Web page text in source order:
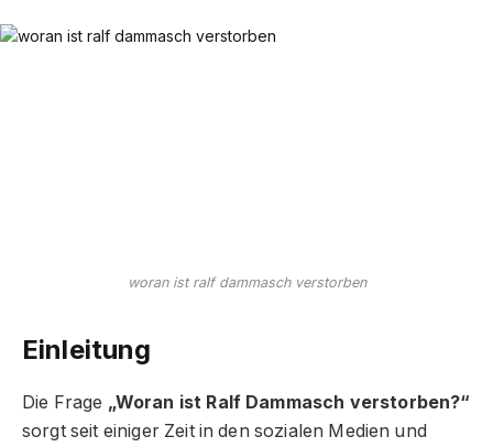
woran ist ralf dammasch verstorben
Einleitung
Die Frage „Woran ist Ralf Dammasch verstorben?“
sorgt seit einiger Zeit in den sozialen Medien und